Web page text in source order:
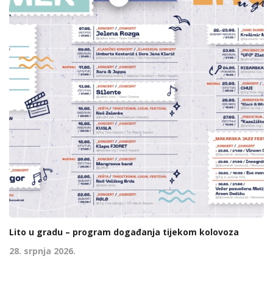
Lito u gradu – program događanja tijekom kolovoza
28. srpnja 2026.